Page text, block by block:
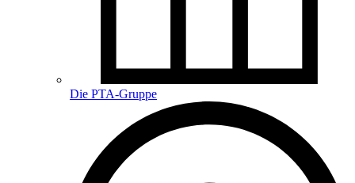
Die PTA-Gruppe